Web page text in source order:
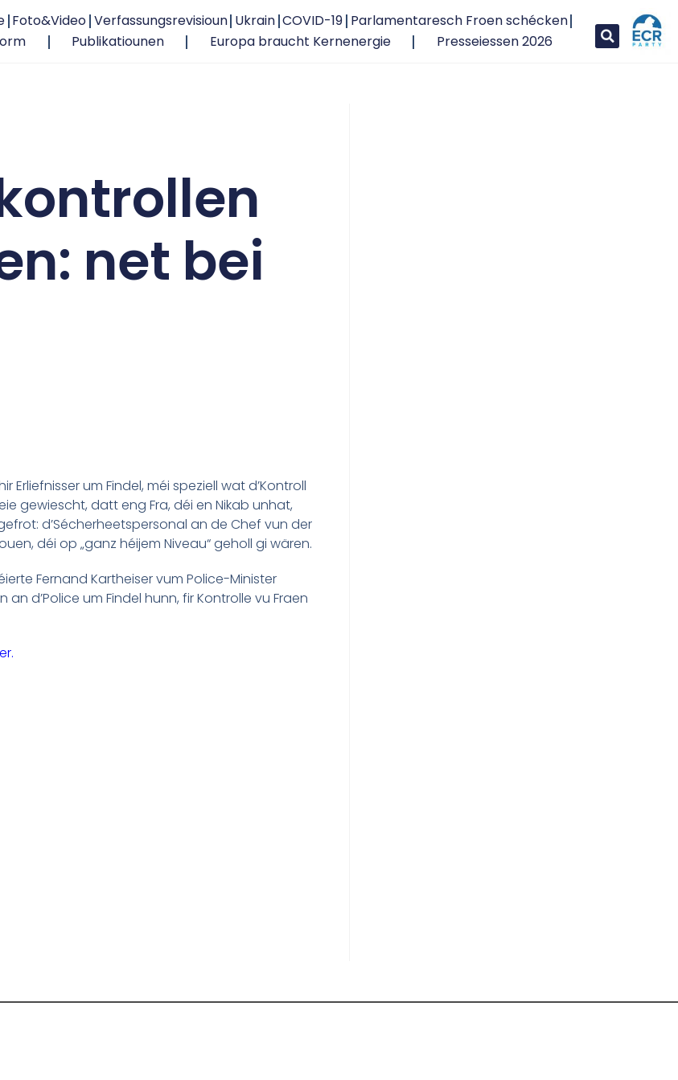
Foto&Video Verfassungsrevisioun Ukrain COVID-19 Parlamentaresch Froen schécken
Publikatiounen Europa braucht Kernenergie Presseiessen 2026
net bei
um Findel, méi speziell wat d’Kontroll
gewiescht, datt eng Fra, déi en Nikab unhat,
d’Sécherheetspersonal an de Chef vun der
déi op „ganz héijem Niveau“ geholl gi wären.
Fernand Kartheiser vum Police-Minister
d’Police um Findel hunn, fir Kontrolle vu Fraen